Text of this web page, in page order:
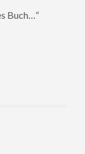
Buch…“